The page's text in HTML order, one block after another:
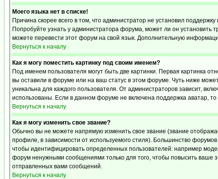
Моего языка нет в списке!
Причина скорее всего в том, что администратор не установил
Попробуйте узнать у администратора форума, может ли он установить
можете перевести этот форум на свой язык. Дополнительную
Вернуться к началу
Как я могу поместить картинку под своим именем?
Под именем пользователя могут быть две картинки. Первая картинка
вы оставили в форуме или на ваш статус в этом форуме. Чуть ниже
уникальна для каждого пользователя. От администраторов зависит,
использованы. Если в данном форуме не включена поддержка аватар,
Вернуться к началу
Как я могу изменить свое звание?
Обычно вы не можете напрямую изменить свое звание (звание
профиле, в зависимости от используемого стиля). Большинство
чтобы идентифицировать определенных пользователей: например
форум ненужными сообщениями только для того, чтобы повысить ваше
отправленных вами сообщений.
Вернуться к началу